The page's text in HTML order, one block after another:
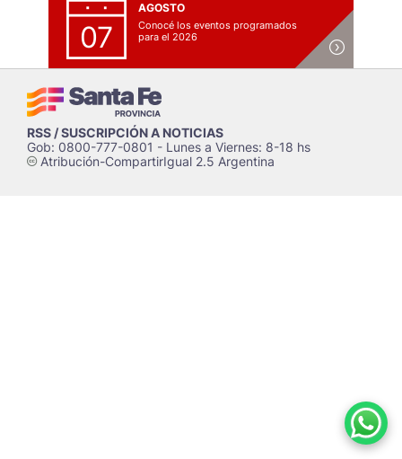
07
AGOSTO
Conocé los eventos programados
para el 2026
RSS / SUSCRIPCIÓN A NOTICIAS
Gob: 0800-777-0801 - Lunes a Viernes: 8-18 hs
cAtribución-CompartirIgual 2.5 Argentina